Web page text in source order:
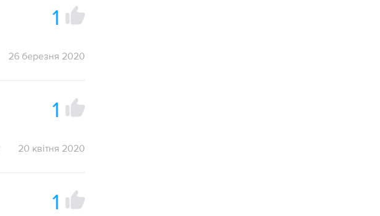
1
26 березня 2020
1
20 квітня 2020
1